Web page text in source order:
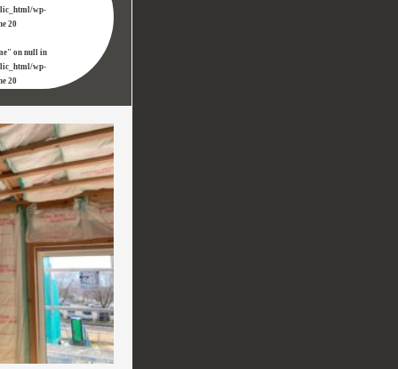
wp-
20
on null in
wp-
20